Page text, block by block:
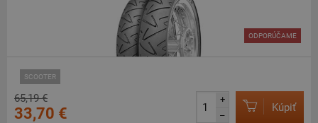
SCOOTER
ODPORÚČAME
65,19 €
33,70 €
+
–
Kúpiť